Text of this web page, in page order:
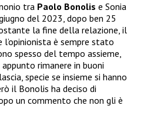
tra Paolo Bonolis e Sonia
del 2023, dopo ben 25
la fine della relazione, il
è sempre stato
spesso del tempo assieme,
rimanere in buoni
specie se insieme si hanno
il Bonolis ha deciso di
un commento che non gli è